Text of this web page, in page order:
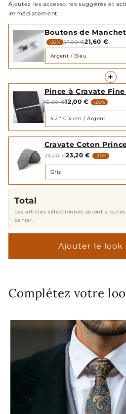
Ajoutez les accessoires suggérés et
immédiatement.
Boutons de
-20% 27,00 €21,60 €
+
Pince à Cravate
15,00 €12,00 € -20%
Cravate Coton
29,00 €23,20 € -20%
Total
Les articles sélectionnés seront ajoutés
panier.
Ajouter le look
Complétez votre